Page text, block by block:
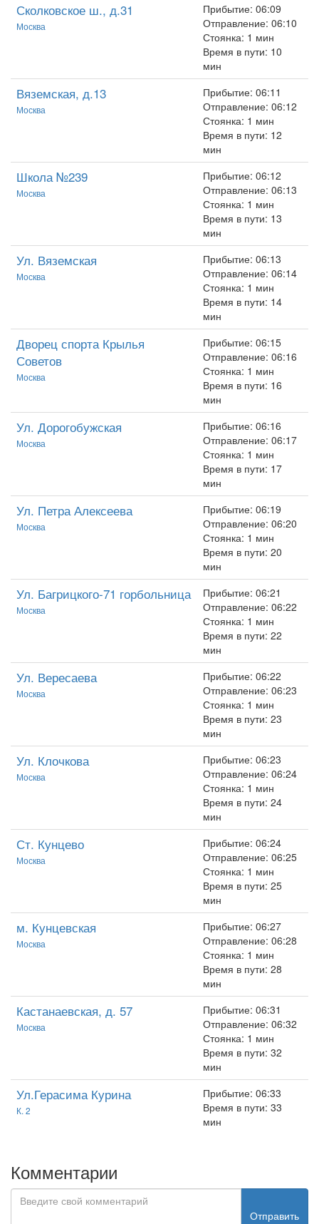
Сколковское ш., д.31
Москва
Прибытие: 06:09
Отправление: 06:10
Стоянка: 1 мин
Время в пути: 10
мин
Вяземская, д.13
Москва
Прибытие: 06:11
Отправление: 06:12
Стоянка: 1 мин
Время в пути: 12
мин
Школа №239
Москва
Прибытие: 06:12
Отправление: 06:13
Стоянка: 1 мин
Время в пути: 13
мин
Ул. Вяземская
Москва
Прибытие: 06:13
Отправление: 06:14
Стоянка: 1 мин
Время в пути: 14
мин
Дворец спорта Крылья
Советов
Москва
Прибытие: 06:15
Отправление: 06:16
Стоянка: 1 мин
Время в пути: 16
мин
Ул. Дорогобужская
Москва
Прибытие: 06:16
Отправление: 06:17
Стоянка: 1 мин
Время в пути: 17
мин
Ул. Петра Алексеева
Москва
Прибытие: 06:19
Отправление: 06:20
Стоянка: 1 мин
Время в пути: 20
мин
Ул. Багрицкого-71 горбольница
Москва
Прибытие: 06:21
Отправление: 06:22
Стоянка: 1 мин
Время в пути: 22
мин
Ул. Вересаева
Москва
Прибытие: 06:22
Отправление: 06:23
Стоянка: 1 мин
Время в пути: 23
мин
Ул. Клочкова
Москва
Прибытие: 06:23
Отправление: 06:24
Стоянка: 1 мин
Время в пути: 24
мин
Ст. Кунцево
Москва
Прибытие: 06:24
Отправление: 06:25
Стоянка: 1 мин
Время в пути: 25
мин
м. Кунцевская
Москва
Прибытие: 06:27
Отправление: 06:28
Стоянка: 1 мин
Время в пути: 28
мин
Кастанаевская, д. 57
Москва
Прибытие: 06:31
Отправление: 06:32
Стоянка: 1 мин
Время в пути: 32
мин
Ул.Герасима Курина
К. 2
Прибытие: 06:33
Время в пути: 33
мин
Комментарии
Отправить